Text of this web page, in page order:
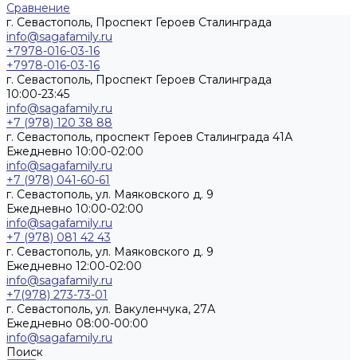
Сравнение
г. Севастополь, Проспект Героев Сталинграда
info@sagafamily.ru
+7978-016-03-16
+7978-016-03-16
г. Севастополь, Проспект Героев Сталинграда
10:00-23:45
info@sagafamily.ru
+7 (978) 120 38 88
г. Севастополь, проспект Героев Сталинграда 41А
Ежедневно 10:00-02:00
info@sagafamily.ru
+7 (978) 041-60-61
г. Севастополь, ул. Маяковского д. 9
Ежедневно 10:00-02:00
info@sagafamily.ru
+7 (978) 081 42 43
г. Севастополь, ул. Маяковского д. 9
Ежедневно 12:00-02:00
info@sagafamily.ru
+7(978) 273-73-01
г. Севастополь, ул. Вакуленчука, 27А
Ежедневно 08:00-00:00
info@sagafamily.ru
Поиск